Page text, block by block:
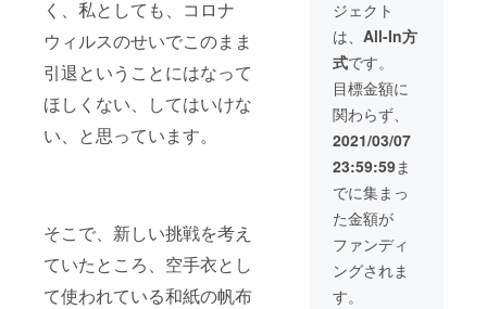
く、私としても、コロナ
ウィルスのせいでこのまま
引退ということにはなって
ほしくない、してはいけな
い、と思っています。
そこで、新しい挑戦を考え
ていたところ、空手衣とし
て使われている和紙の帆布
と大き
なバッ
グがほ
しい！
チャッ
クを付
けた
い！ ポ
ケット
を付け
たい！
持ち手
を革に
した
い！ な
ど、で
ジェクト
は、 All-In方
式です。
目標金額に
関わらず、
2021/03/07
23:59:59ま
でに集まっ
た金額が
ファンディ
ングされま
す。